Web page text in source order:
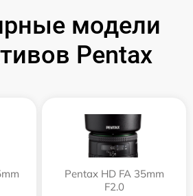
модели
Pentax
Pentax HD FA 35mm
F2.0